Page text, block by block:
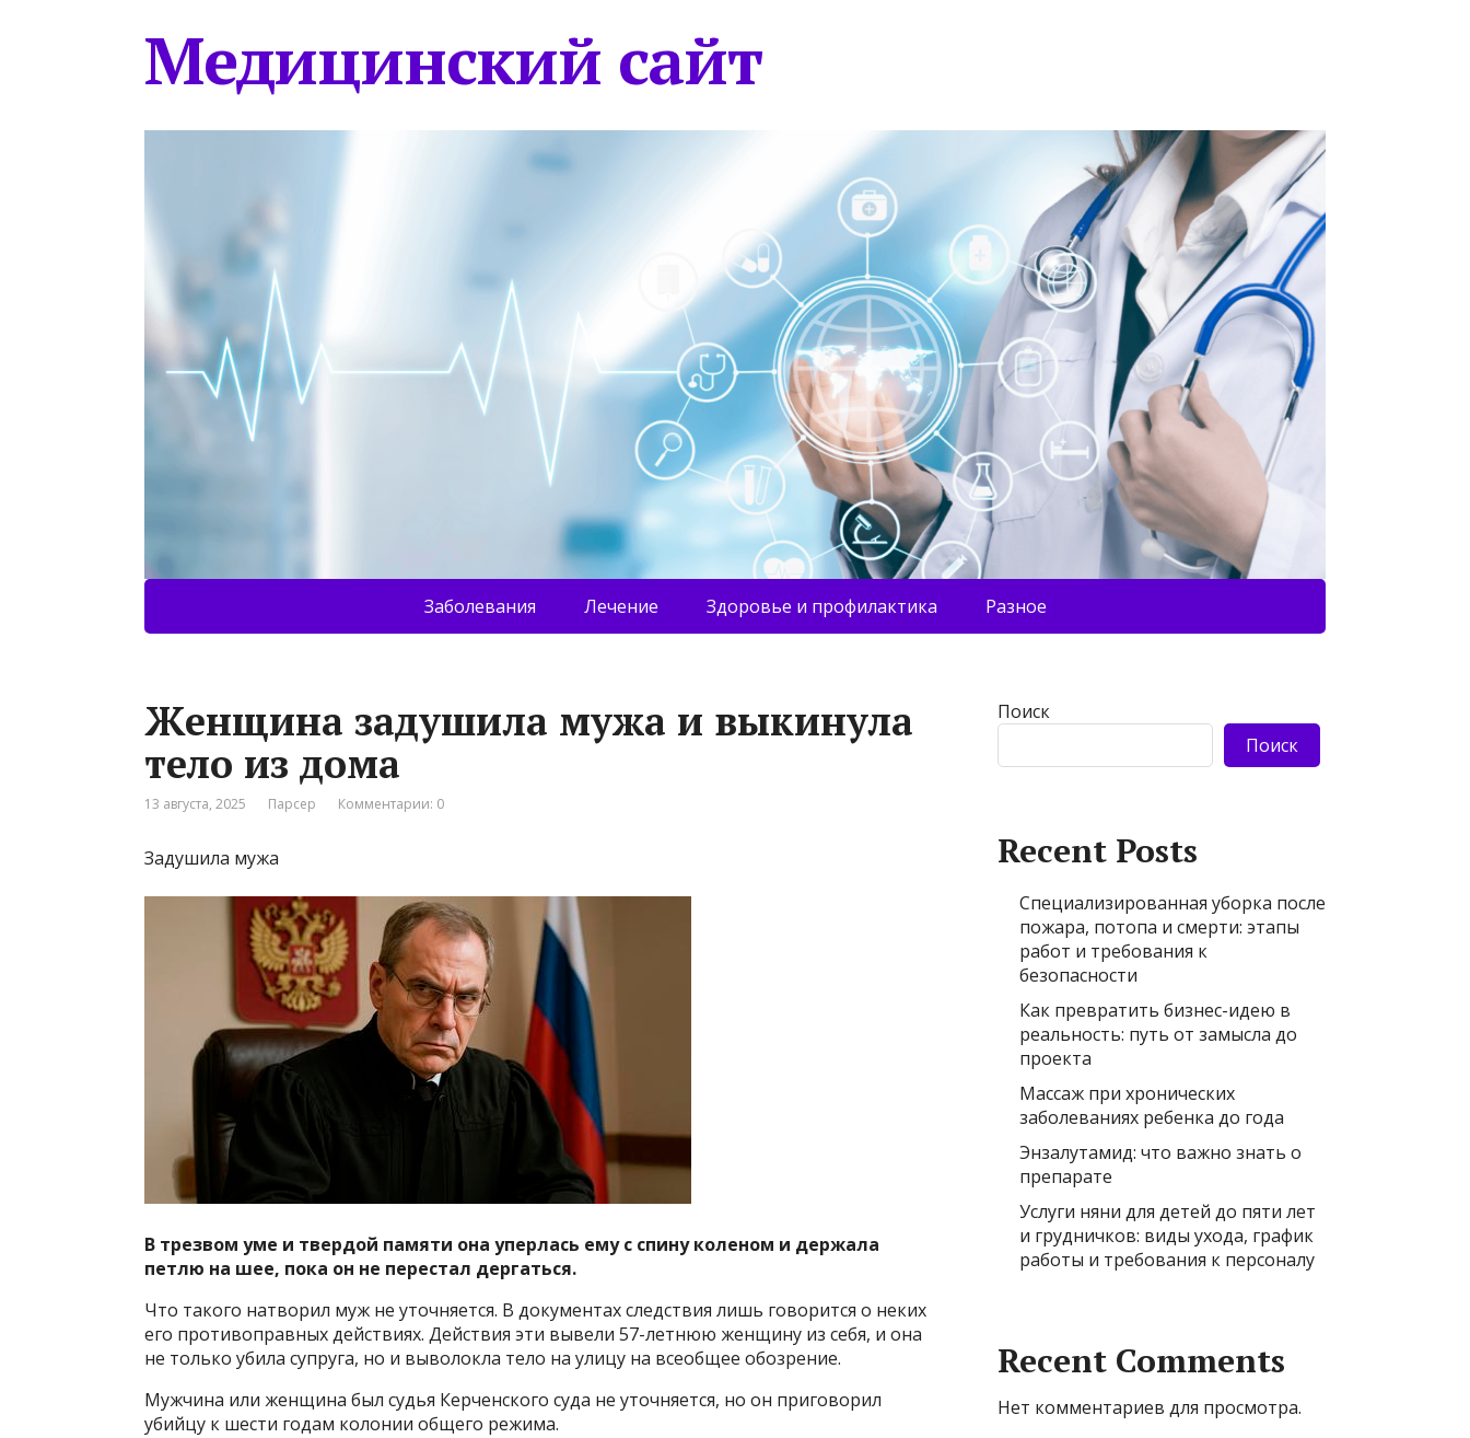
Медицинский сайт
Заболевания Лечение Здоровье и профилактика Разное
Женщина задушила мужа и выкинула
тело из дома
13 августа, 2025 Парсер Комментарии: 0
Задушила мужа
В трезвом уме и твердой памяти она уперлась ему с спину коленом и держала
петлю на шее, пока он не перестал дергаться.
Что такого натворил муж не уточняется. В документах следствия лишь говорится о неких
его противоправных действиях. Действия эти вывели 57-летнюю женщину из себя, и она
не только убила супруга, но и выволокла тело на улицу на всеобщее обозрение.
Мужчина или женщина был судья Керченского суда не уточняется, но он приговорил
убийцу к шести годам колонии общего режима.
Поиск
Поиск
Recent Posts
Специализированная уборка после
пожара, потопа и смерти: этапы
работ и требования к
безопасности
Как превратить бизнес-идею в
реальность: путь от замысла до
проекта
Массаж при хронических
заболеваниях ребенка до года
Энзалутамид: что важно знать о
препарате
Услуги няни для детей до пяти лет
и грудничков: виды ухода, график
работы и требования к персоналу
Recent Comments
Нет комментариев для просмотра.